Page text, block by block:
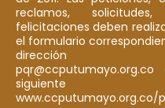
reclamos,
felicitaciones deben
el formulario
dirección
siguiente